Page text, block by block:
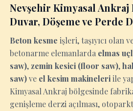
Nevşehir Kimyasal Ankraj
Duvar, Döşeme ve Perde
Beton kesme işleri, taşıyıcı olan
betonarme elemanlarda elmas
saw), zemin kesici (floor saw),
saw)ve el kesim makineleriile
Kimyasal Ankraj bölgesinde
genişleme derzi açılması,